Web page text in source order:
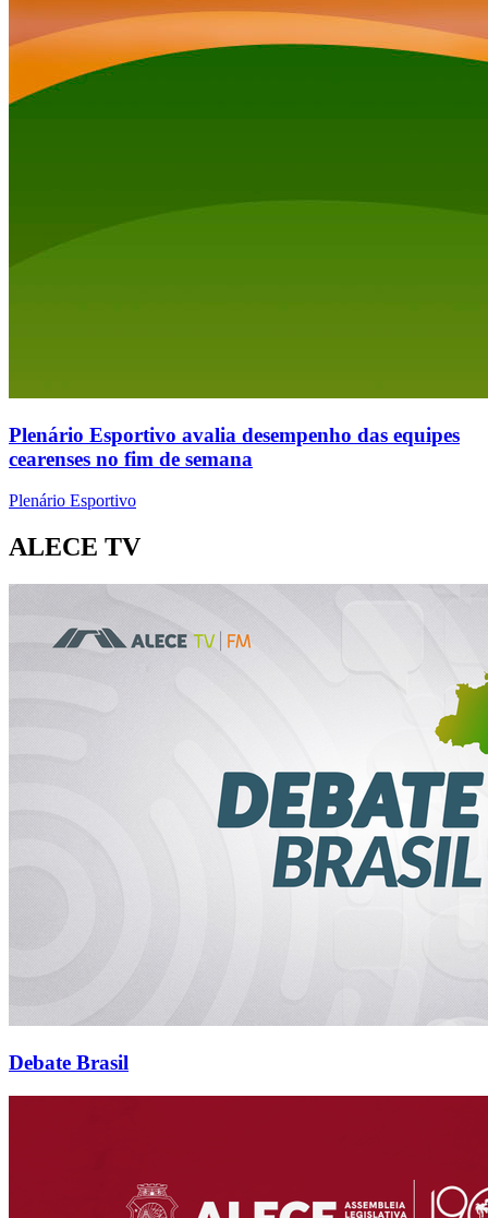
Plenário Esportivo avalia desempenho das equipes
cearenses no fim de semana
Plenário Esportivo
ALECE TV
Debate Brasil